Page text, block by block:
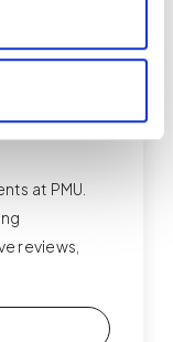
to
Refuse
at PMU.
reviews,